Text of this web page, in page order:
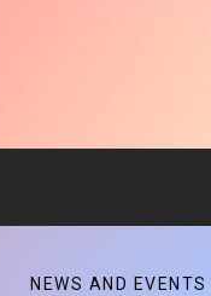
NEWS AND EVENTS